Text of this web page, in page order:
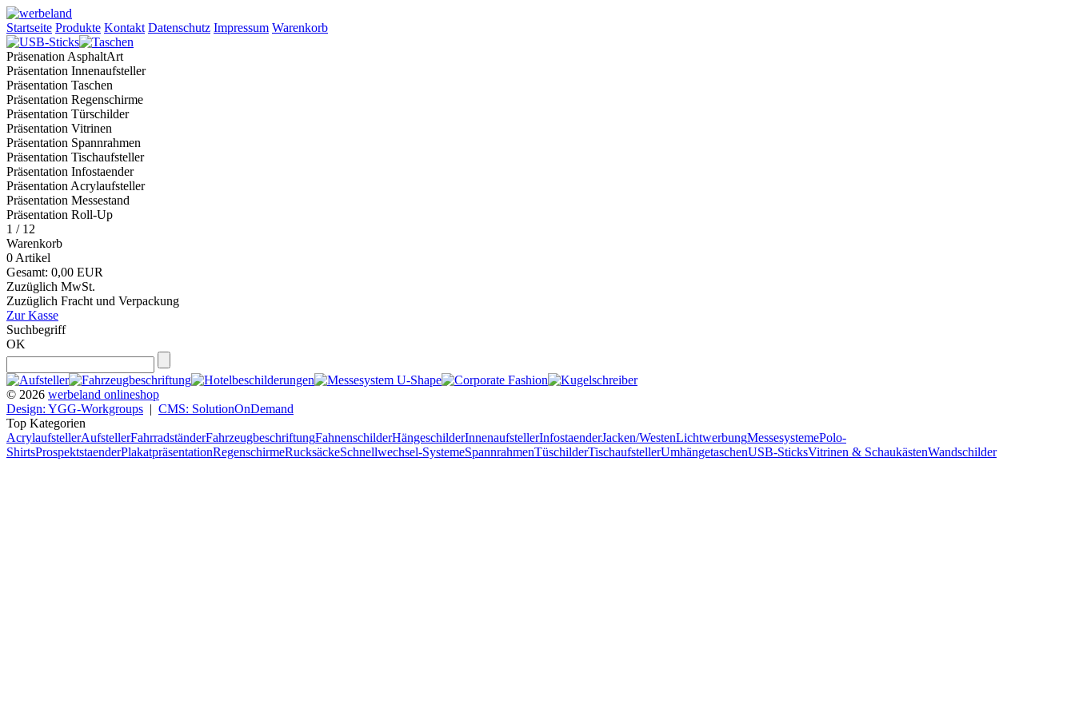
Startseite Produkte Kontakt Datenschutz Impressum Warenkorb
Präsenation AsphaltArt
Präsentation Innenaufsteller
Präsentation Taschen
Präsentation Regenschirme
Präsentation Türschilder
Präsentation Vitrinen
Präsentation Spannrahmen
Präsentation Tischaufsteller
Präsentation Infostaender
Präsentation Acrylaufsteller
Präsentation Messestand
Präsentation Roll-Up
1 / 12
Warenkorb
0 Artikel
Gesamt: 0,00 EUR
Zuzüglich MwSt.
Zuzüglich Fracht und Verpackung
Zur Kasse
Suchbegriff
OK
© 2026 werbeland onlineshop
Design: YGG-Workgroups | CMS: SolutionOnDemand
Top Kategorien
AcrylaufstellerAufstellerFahrradständerFahrzeugbeschriftungFahnenschilderHängeschilderInnenaufstellerInfostaenderJacken/WestenLichtwerbungMessesystemePolo-
ShirtsProspektstaenderPlakatpräsentationRegenschirmeRucksäckeSchnellwechsel-SystemeSpannrahmenTüschilderTischaufstellerUmhängetaschenUSB-SticksVitrinen & SchaukästenWandschilder